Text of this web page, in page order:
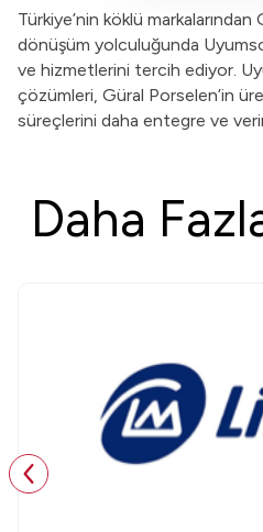
Türkiye’nin köklü
dönüşüm yolculuğunda
ve hizmetlerini tercih ediyor.
çözümleri, Güral Porselen’in
süreçlerini daha entegre ve
Daha